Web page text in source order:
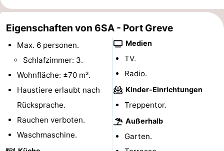
Reiten
-
Golfplatze
-
Surfen
Sportangeln
-
Tauchen
Seehunden
Essen
und
Veranstaltungen
Eigenschaften von 6SA - Port Greve
Max. 6 personen.
Schlafzimmer: 3.
Wohnfläche: ±70 m².
Haustiere erlaubt nach
Rücksprache.
Rauchen verboten.
Waschmaschine.
Medien
TV.
Radio.
Kinder-Einrichtungen
Treppentor.
Außerhalb
Garten.